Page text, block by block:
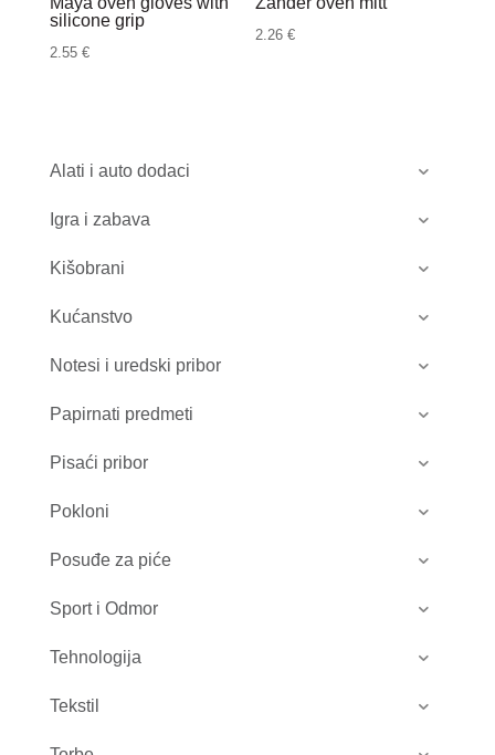
Alati i auto dodaci
Igra i zabava
Kišobrani
Kućanstvo
Notesi i uredski pribor
Papirnati predmeti
Pisaći pribor
Pokloni
Posuđe za piće
Sport i Odmor
Tehnologija
Tekstil
silicone grip
2.55 €
2.26€